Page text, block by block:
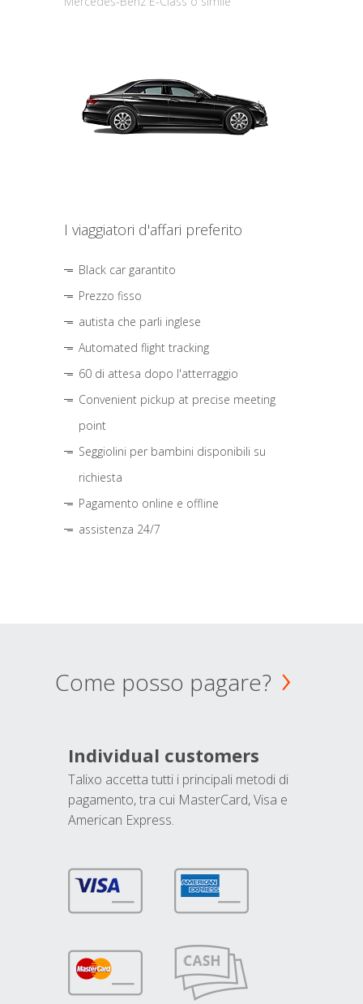
I viaggiatori d'affari preferito
Black car garantito
Prezzo fisso
autista che parli inglese
Automated flight tracking
60 di attesa dopo l'atterraggio
Convenient pickup at precise meeting
point
Seggiolini per bambini disponibili su
richiesta
Pagamento online e offline
assistenza 24/7
Come posso pagare?
Individual customers
Talixo accetta tutti i principali metodi di
pagamento, tra cui MasterCard, Visa e
American Express.